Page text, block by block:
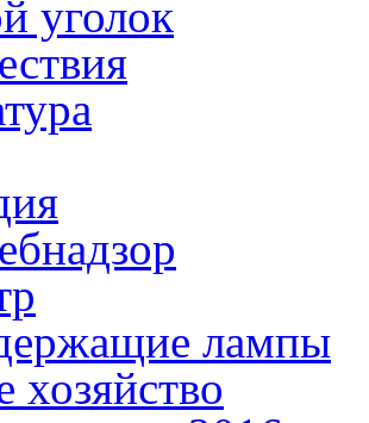
уголок
лампы
хозяйство